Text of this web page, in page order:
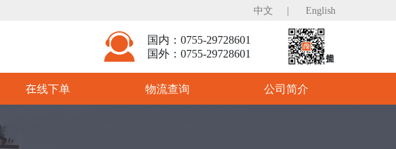
中文 | English
国内：0755-29728601
国外：0755-29728601
在线下单 物流查询 公司简介